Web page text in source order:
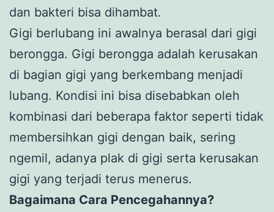
dan bakteri bisa dihambat.
Gigi berlubang ini awalnya berasal dari gigi
berongga. Gigi berongga adalah kerusakan
di bagian gigi yang berkembang menjadi
lubang. Kondisi ini bisa disebabkan oleh
kombinasi dari beberapa faktor seperti tidak
membersihkan gigi dengan baik, sering
ngemil, adanya plak di gigi serta kerusakan
gigi yang terjadi terus menerus.
Bagaimana Cara Pencegahannya?